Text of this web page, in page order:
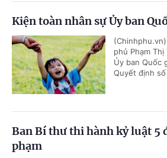
Kiện toàn nhân sự Ủy ban
phủ Phạm
Ủy ban Quốc
Quyết định
Ban Bí thư thi hành kỷ luật 5
phạm